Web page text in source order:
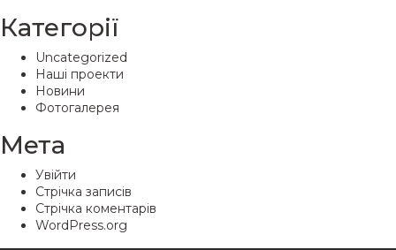
Категорії
Uncategorized
Наші проекти
Новини
Фотогалерея
Мета
Увійти
Стрічка записів
Стрічка коментарів
WordPress.org